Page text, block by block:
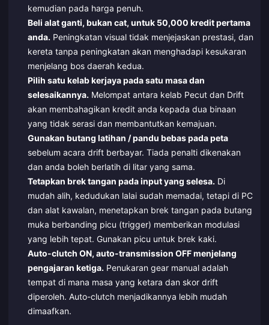
kemudian pada harga penuh.
Beli alat ganti, bukan cat, untuk 50,000 kredit pertama
anda. Peningkatan visual tidak menjejaskan prestasi, dan
kereta tanpa peningkatan akan menghadapi kesukaran
menjelang bos daerah kedua.
Pilih satu kelab kerjaya pada satu masa dan
selesaikannya. Melompat antara kelab Pecut dan Drift
akan membahagikan kredit anda kepada dua binaan
yang tidak serasi dan membantutkan kemajuan.
Gunakan butang latihan / pandu bebas pada peta
sebelum acara drift berbayar. Tiada penalti dikenakan
dan anda boleh berlatih di litar yang sama.
Tetapkan brek tangan pada input yang selesa. Di
mudah alih, kedudukan lalai sudah memadai, tetapi di PC
dan alat kawalan, menetapkan brek tangan pada butang
muka berbanding picu (trigger) memberikan modulasi
yang lebih tepat. Gunakan picu untuk brek kaki.
Auto-clutch ON, auto-transmission OFF menjelang
pengajaran ketiga. Penukaran gear manual adalah
tempat di mana masa yang ketara dan skor drift
diperoleh. Auto-clutch menjadikannya lebih mudah
dimaafkan.